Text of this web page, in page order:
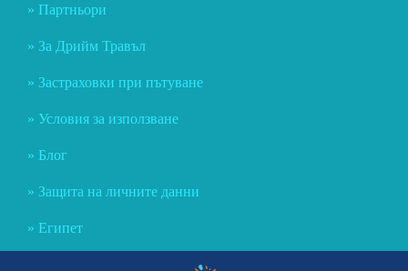
Партньори
За Дрийм Травъл
Застраховки при пътуване
Условия за използване
Блог
Защита на личните данни
Египет